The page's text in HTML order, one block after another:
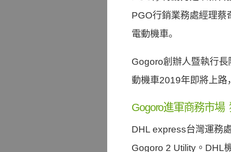
PGO行銷業務處經理蔡
電動機車。
Gogoro創辦人暨執行
動機車2019年即將上路
Gogoro進軍商務市
DHL express台灣運務
Gogoro 2 Utility。DHL